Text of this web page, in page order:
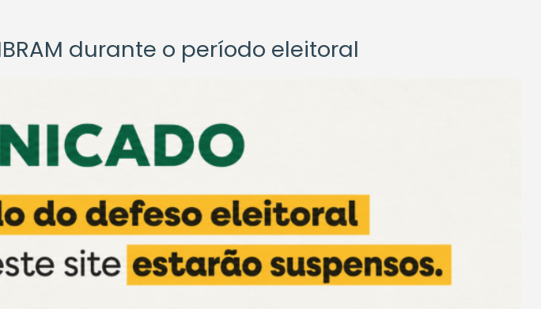
durante o período eleitoral